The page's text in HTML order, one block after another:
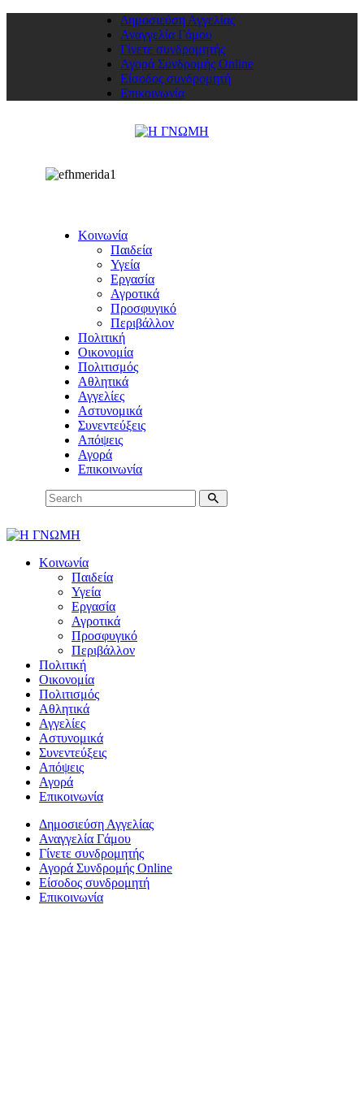
Δημοσιεύση Αγγελίας
Αναγγελία Γάμου
Γίνετε συνδρομητής
Αγορά Συνδρομής Online
Είσοδος συνδρομητή
Επικοινωνία
Κοινωνία
Παιδεία
Υγεία
Εργασία
Αγροτικά
Προσφυγικό
Περιβάλλον
Πολιτική
Οικονομία
Πολιτισμός
Αθλητικά
Αγγελίες
Αστυνομικά
Συνεντεύξεις
Απόψεις
Αγορά
Επικοινωνία
Κοινωνία
Παιδεία
Υγεία
Εργασία
Αγροτικά
Προσφυγικό
Περιβάλλον
Πολιτική
Οικονομία
Πολιτισμός
Αθλητικά
Αγγελίες
Αστυνομικά
Συνεντεύξεις
Απόψεις
Αγορά
Επικοινωνία
Δημοσιεύση Αγγελίας
Αναγγελία Γάμου
Γίνετε συνδρομητής
Αγορά Συνδρομής Online
Είσοδος συνδρομητή
Επικοινωνία